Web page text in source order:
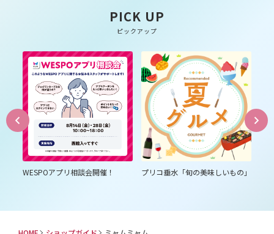
PICK UP
ピックアップ
アプリ相談会開催！ プリコ垂水「旬の美味しいもの」
プリコ垂水「夏